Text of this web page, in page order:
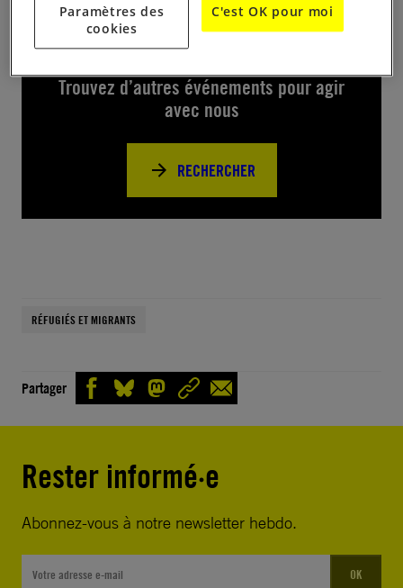
Près de chez vous
Trouvez d’autres événements pour agir
avec nous
RECHERCHER
RÉFUGIÉS ET MIGRANTS
Partager
Rester informé·e
Abonnez-vous à notre newsletter hebdo.
OK
Paramètres des
cookies
C'est OK pour moi